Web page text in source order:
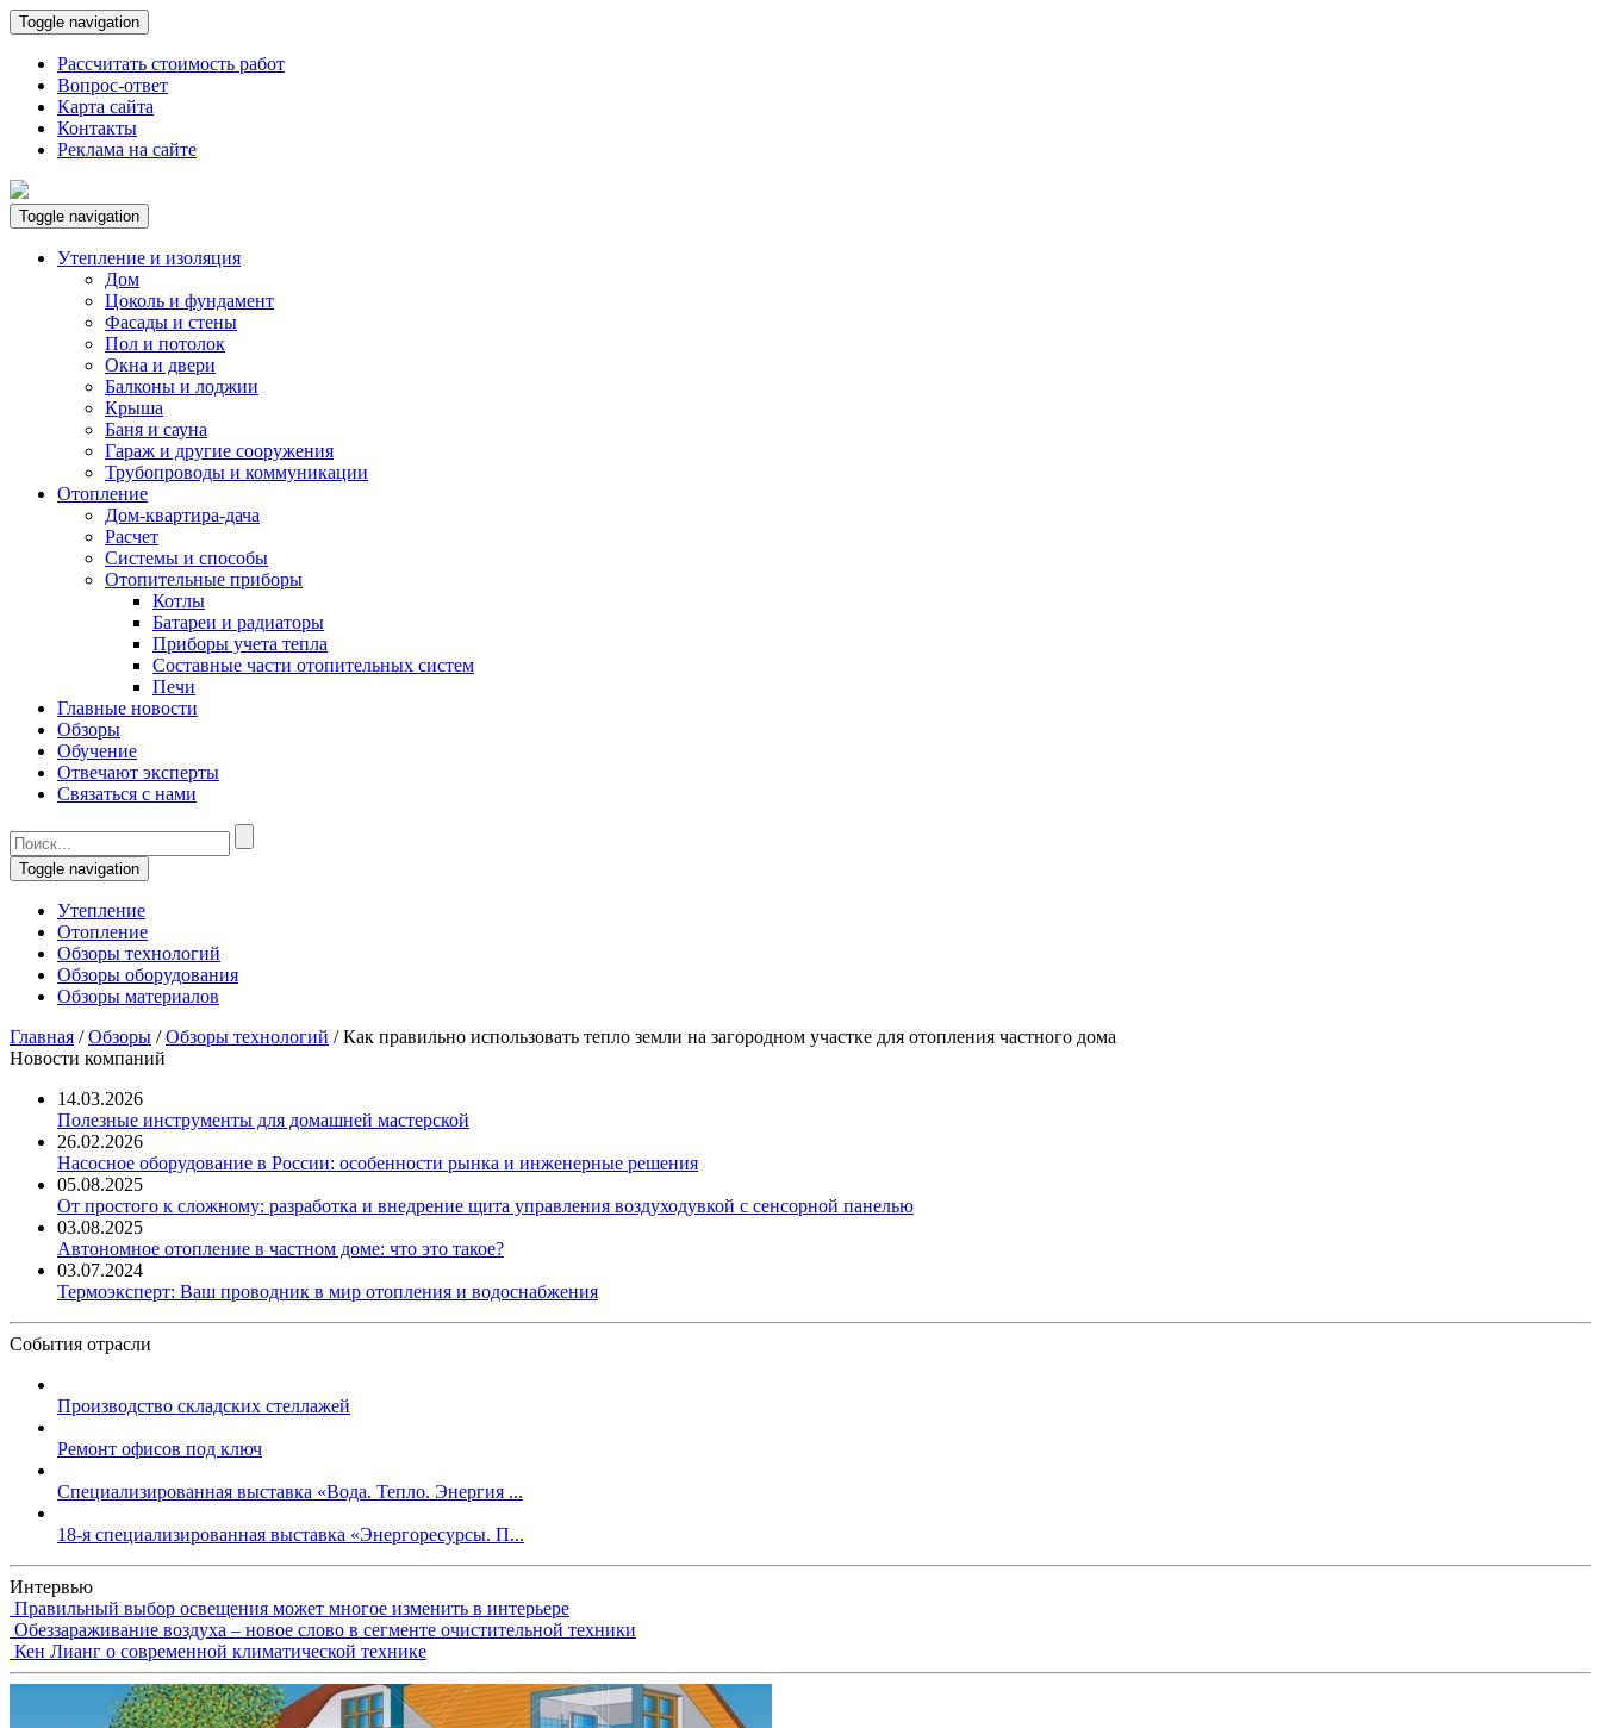
Toggle navigation
Рассчитать стоимость работ
Вопрос-ответ
Карта сайта
Контакты
Реклама на сайте
Toggle navigation
Утепление и изоляция
Дом
Цоколь и фундамент
Фасады и стены
Пол и потолок
Окна и двери
Балконы и лоджии
Крыша
Баня и сауна
Гараж и другие сооружения
Трубопроводы и коммуникации
Отопление
Дом-квартира-дача
Расчет
Системы и способы
Отопительные приборы
Котлы
Батареи и радиаторы
Приборы учета тепла
Составные части отопительных систем
Печи
Главные новости
Обзоры
Обучение
Отвечают эксперты
Связаться с нами
Toggle navigation
Утепление
Отопление
Обзоры технологий
Обзоры оборудования
Обзоры материалов
Главная /Обзоры /Обзоры технологий /Как правильно использовать тепло земли на загородном участке для отопления частного дома
Новости компаний
14.03.2026
Полезные инструменты для домашней мастерской
26.02.2026
Насосное оборудование в России: особенности рынка и инженерные решения
05.08.2025
От простого к сложному: разработка и внедрение щита управления воздуходувкой с сенсорной панелью
03.08.2025
Автономное отопление в частном доме: что это такое?
03.07.2024
Термоэксперт: Ваш проводник в мир отопления и водоснабжения
События отрасли
Производство складских стеллажей
Ремонт офисов под ключ
Специализированная выставка «Вода. Тепло. Энергия ...
18-я специализированная выставка «Энергоресурсы. П...
Интервью
Правильный выбор освещения может многое изменить в интерьере
Обеззараживание воздуха – новое слово в сегменте очистительной техники
Кен Лианг о современной климатической технике